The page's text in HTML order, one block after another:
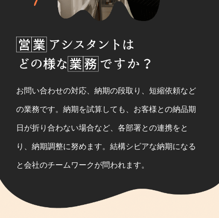
お問い合わせの対応、納期の段取り、短縮依頼など
の業務です。納期を試算しても、お客様との納品期
日が折り合わない場合など、各部署との連携をと
り、納期調整に努めます。結構シビアな納期になる
と会社のチームワークが問われます。